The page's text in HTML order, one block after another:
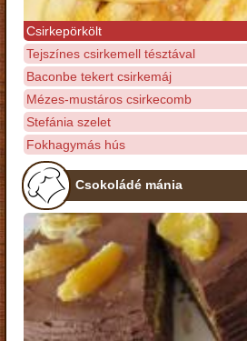
Csirkepörkölt
Tejszínes csirkemell tésztával
Baconbe tekert csirkemáj
Mézes-mustáros csirkecomb
Stefánia szelet
Fokhagymás hús
Csokoládé mánia